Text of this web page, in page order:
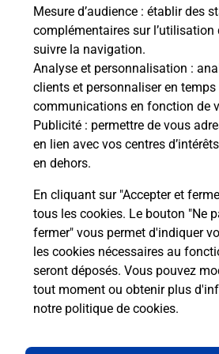
Mesure d’audience : établir des
complémentaires sur l’utilisation
suivre la navigation.
Analyse et personnalisation :
clients et personnaliser en
communications en fonction de
Publicité : permettre de vous
en lien avec vos centres
en dehors.
En cliquant sur "Accepter et
tous les cookies. Le bouton "Ne
fermer" vous permet d'indiquer
les cookies nécessaires au
seront déposés. Vous pouvez
tout moment ou obtenir plus
notre politique de cookies.
PRINGY ANCY CONCIERGERIE LOCALE